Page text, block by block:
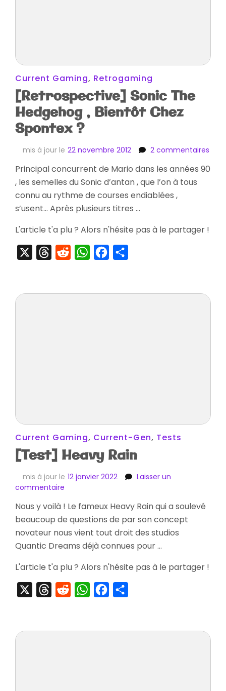
Current Gaming, Retrogaming
[Retrospective] Sonic The
Hedgehog , Bientôt Chez
Spontex ?
mis à jour le 22 novembre 2012 2 commentaires
Principal concurrent de Mario dans les années 90
, les semelles du Sonic d’antan , que l’on à tous
connu au rythme de courses endiablées ,
s’usent… Après plusieurs titres …
L'article t'a plu ? Alors n'hésite pas à le partager !
ThreadsRedditWhatsAppFacebook
Current Gaming, Current-Gen, Tests
[Test] Heavy Rain
mis à jour le 12 janvier 2022
Laisser un
commentaire
Heavy
Rain
Nous y voilà ! Le fameux Heavy Rain qui a soulevé
beaucoup de questions de par son concept
novateur nous vient tout droit des studios
Quantic Dreams déjà connues pour …
L'article t'a plu ? Alors n'hésite pas à le partager !
ThreadsRedditWhatsAppFacebook